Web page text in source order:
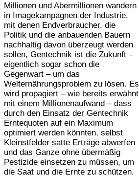
Millionen und Abermillionen wandern
in Imagekampagnen der Industrie,
mit denen Endverbraucher, die
Politik und die anbauenden Bauern
nachhaltig davon überzeugt werden
sollen, Gentechnik ist die Zukunft –
eigentlich sogar schon die
Gegenwart – um das
Welternährungsproblem zu lösen. Es
wird propagiert – wie bereits erwähnt
mit einem Millionenaufwand – dass
durch den Einsatz der Gentechnik
Erntequoten auf ein Maximum
optimiert werden könnten, selbst
Kleinstfelder satte Erträge abwerfen
und das Ganze ohne übermäßig
Pestizide einsetzen zu müssen, um
die Saat und die Ernte zu schützen.